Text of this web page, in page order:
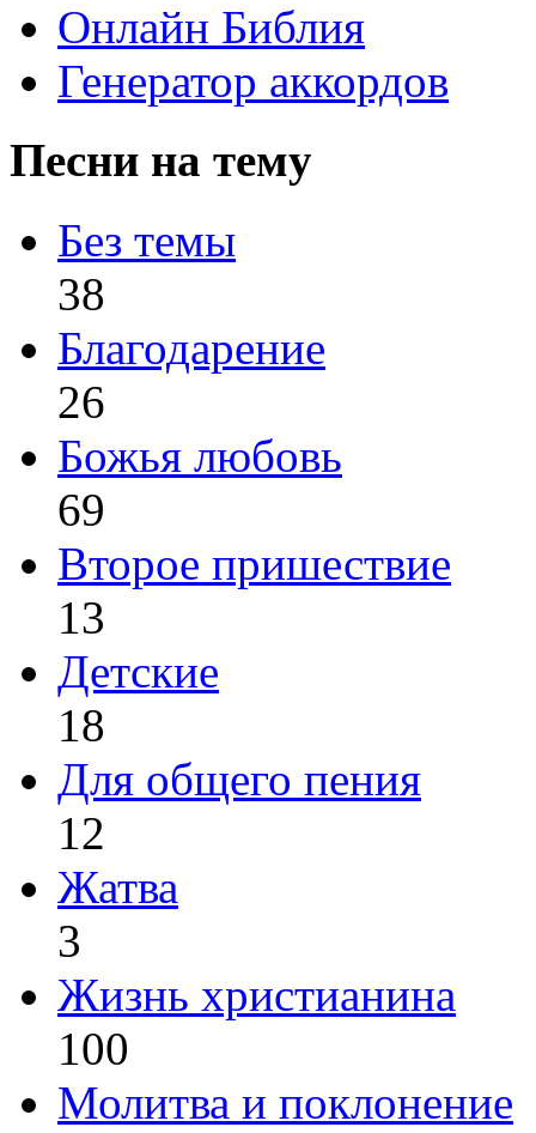
Онлайн Библия
Генератор аккордов
Песни на тему
Без темы
38
Благодарение
26
Божья любовь
69
Второе пришествие
13
Детские
18
Для общего пения
12
Жатва
3
Жизнь христианина
100
Молитва и поклонение